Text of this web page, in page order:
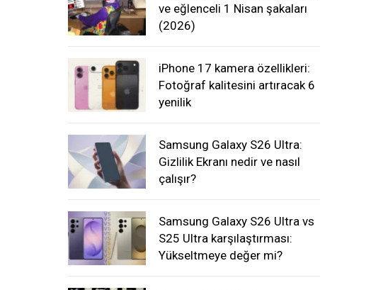
ve eğlenceli 1 Nisan şakaları
(2026)
iPhone 17 kamera özellikleri:
Fotoğraf kalitesini artıracak 6
yenilik
Samsung Galaxy S26 Ultra:
Gizlilik Ekranı nedir ve nasıl
çalışır?
Samsung Galaxy S26 Ultra vs
S25 Ultra karşılaştırması:
Yükseltmeye değer mi?